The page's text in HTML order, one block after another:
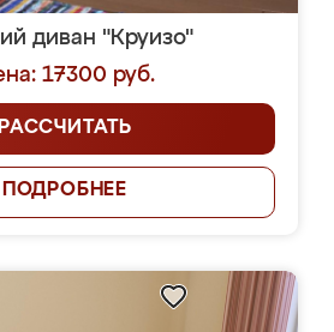
диван "Круизо"
17300 руб.
РАССЧИТАТЬ
ПОДРОБНЕЕ